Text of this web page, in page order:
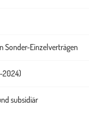
Sonder-Einzelverträgen
2024)
subsidiär